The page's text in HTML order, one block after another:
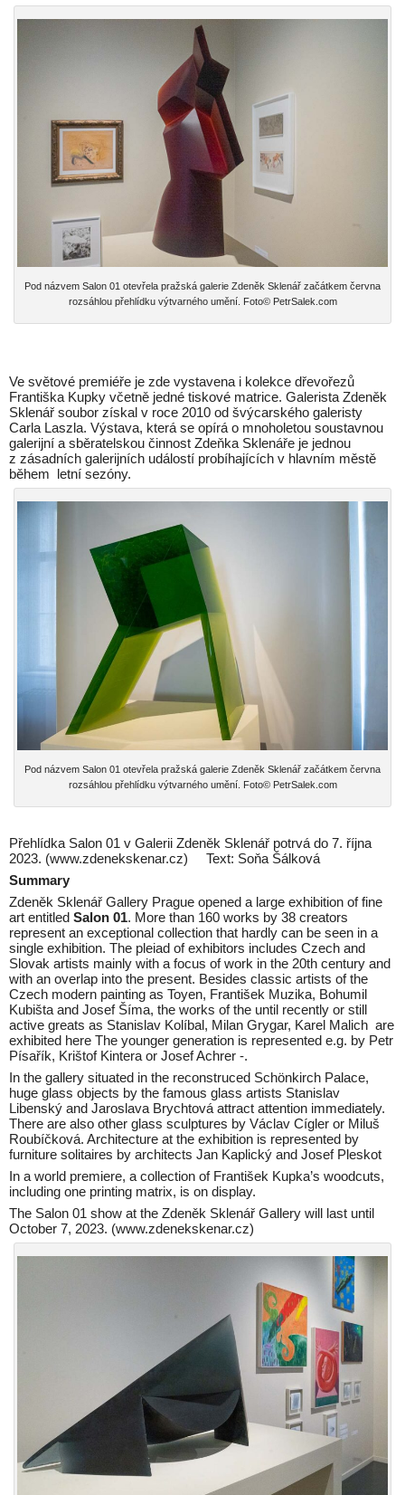
Pod názvem Salon 01 otevřela pražská galerie Zdeněk Sklenář začátkem června
rozsáhlou přehlídku výtvarného umění. Foto© PetrSalek.com
Ve světové premiéře je zde vystavena i kolekce dřevořezů
Františka Kupky včetně jedné tiskové matrice. Galerista Zdeněk
Sklenář soubor získal v roce 2010 od švýcarského galeristy
Carla Laszla. Výstava, která se opírá o mnoholetou soustavnou
galerijní a sběratelskou činnost Zdeňka Sklenáře je jednou
z zásadních galerijních událostí probíhajících v hlavním městě
během letní sezóny.
Pod názvem Salon 01 otevřela pražská galerie Zdeněk Sklenář začátkem června
rozsáhlou přehlídku výtvarného umění. Foto© PetrSalek.com
Přehlídka Salon 01 v Galerii Zdeněk Sklenář potrvá do 7. října
2023. (www.zdenekskenar.cz) Text: Soňa Šálková
Summary
Zdeněk Sklenář Gallery Prague opened a large exhibition of fine
art entitled Salon 01. More than 160 works by 38 creators
represent an exceptional collection that hardly can be seen in a
single exhibition. The pleiad of exhibitors includes Czech and
Slovak artists mainly with a focus of work in the 20th century and
with an overlap into the present. Besides classic artists of the
Czech modern painting as Toyen, František Muzika, Bohumil
Kubišta and Josef Šíma, the works of the until recently or still
active greats as Stanislav Kolíbal, Milan Grygar, Karel Malich are
exhibited here The younger generation is represented e.g. by Petr
Písařík, Krištof Kintera or Josef Achrer -.
In the gallery situated in the reconstruced Schönkirch Palace,
huge glass objects by the famous glass artists Stanislav
Libenský and Jaroslava Brychtová attract attention immediately.
There are also other glass sculptures by Václav Cígler or Miluš
Roubíčková. Architecture at the exhibition is represented by
furniture solitaires by architects Jan Kaplický and Josef Pleskot
In a world premiere, a collection of František Kupka’s woodcuts,
including one printing matrix, is on display.
The Salon 01 show at the Zdeněk Sklenář Gallery will last until
October 7, 2023. (www.zdenekskenar.cz)